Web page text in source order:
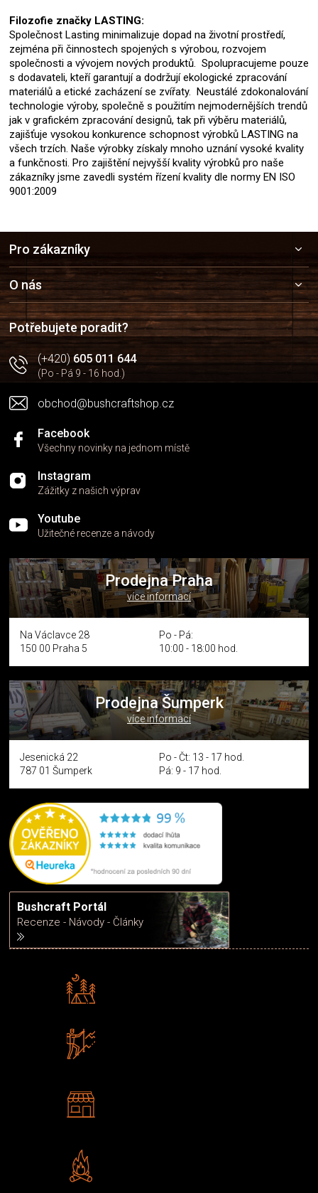
Filozofie značky LASTING:
Společnost Lasting minimalizuje dopad na životní prostředí,
zejména při činnostech spojených s výrobou, rozvojem
společnosti a vývojem nových produktů. Spolupracujeme pouze
s dodavateli, kteří garantují a dodržují ekologické zpracování
materiálů a etické zacházení se zvířaty. Neustálé zdokonalování
technologie výroby, společně s použitím nejmodernějších trendů
jak v grafickém zpracování designů, tak při výběru materiálů,
zajišťuje vysokou konkurence schopnost výrobků LASTING na
všech trzích. Naše výrobky získaly mnoho uznání vysoké kvality
a funkčnosti. Pro zajištění nejvyšší kvality výrobků pro naše
zákazníky jsme zavedli systém řízení kvality dle normy EN ISO
9001:2009
a
t
í
Pro zákazníky
O nás
Potřebujete poradit?
(+420)605 011 644
(Po - Pá 9 - 16 hod.)
obchod@bushcraftshop.cz
Facebook
Všechny novinky na jednom místě
Instagram
Zážitky z našich výprav
Youtube
Užitečné recenze a návody
Prodejna Praha
více informací
Na Václavce 28
150 00 Praha 5
Po - Pá:
10:00 - 18:00 hod.
Prodejna Šumperk
více informací
Jesenická 22
787 01 Šumperk
Po - Čt: 13 - 17 hod.
Pá: 9 - 17 hod.
Bushcraft Portál
Recenze - Návody - Články